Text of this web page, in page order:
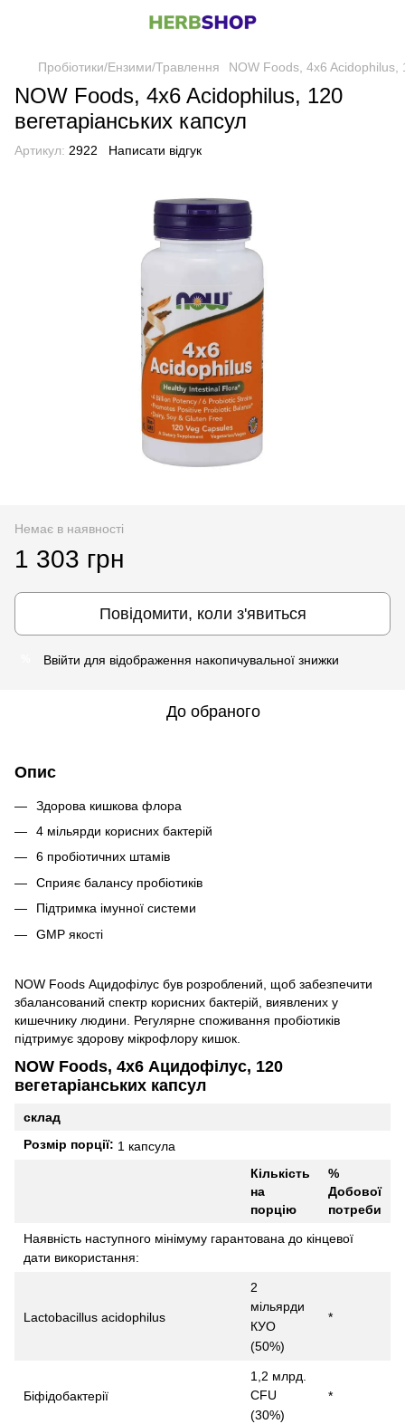
Пробіотики/Ензими/Травлення NOW Foods, 4x6 Acidophilus,
NOW Foods, 4x6 Acidophilus, 120
вегетаріанських капсул
Артикул: 2922 Написати відгук
Немає в наявності
1 303 грн
Повідомити, коли з'явиться
Ввійти для відображення накопичувальної знижки
До обраного
Опис
Здорова кишкова флора
4 мільярди корисних бактерій
6 пробіотичних штамів
Сприяє балансу пробіотиків
Підтримка імунної системи
GMP якості
NOW Foods Ацидофілус був розроблений, щоб забезпечити
збалансований спектр корисних бактерій, виявлених у
кишечнику людини. Регулярне споживання пробіотиків
підтримує здорову мікрофлору кишок.
NOW Foods, 4x6 Ацидофілус, 120
вегетаріанських капсул
склад
Розмір порції: 1 капсула
Кількість
на
порцію
%
Добової
потреби
Наявність наступного мінімуму гарантована до кінцевої
дати використання:
Lactobacillus acidophilus
2
мільярди
КУО
(50%)
*
Біфідобактерії
1,2 млрд.
CFU
(30%)
*